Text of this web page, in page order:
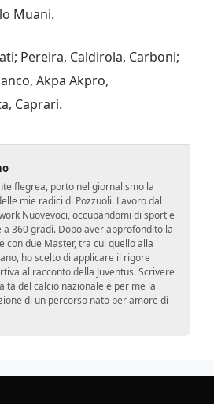
Muani.
Pereira, Caldirola, Carboni;
Akpa Akpro,
Caprari.
flegrea, porto nel giornalismo la
mie radici di Pozzuoli. Lavoro dal
Nuovevoci, occupandomi di sport e
a 360 gradi. Dopo aver approfondito la
con due Master, tra cui quello alla
ho scelto di applicare il rigore
al racconto della Juventus. Scrivere
del calcio nazionale è per me la
di un percorso nato per amore di